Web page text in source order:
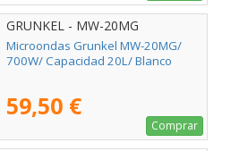
GRUNKEL - MW-20MG
Microondas Grunkel MW-20MG/
700W/ Capacidad 20L/ Blanco
59,50 €
Comprar